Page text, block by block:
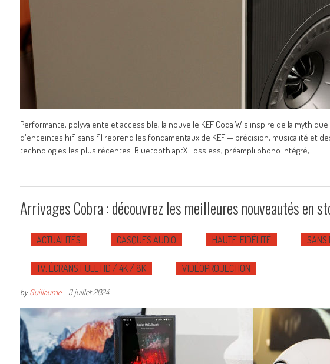
Performante, polyvalente et accessible, la nouvelle KEF Coda W s'inspire de la
d'enceintes hifi sans fil reprend les fondamentaux de KEF — précision, musicalité et
technologies les plus récentes. Bluetooth aptX Lossless, préampli phono intégré,
Arrivages Cobra : découvrez les meilleures nouveautés en
ACTUALITÉS CASQUES AUDIO HAUTE-FIDÉLITÉ SANS
TV, ÉCRANS FULL HD / 4K / 8K VIDÉOPROJECTION
byGuillaume- 3 juillet 2024